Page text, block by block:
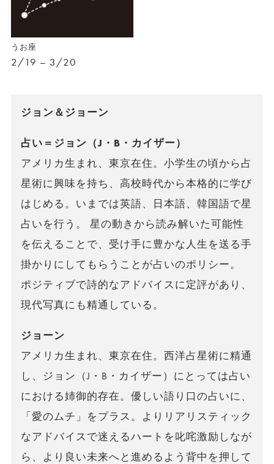
うお座
2/19 – 3/20
ジョン＆ジョーン
占い＝ジョン（J・B・カイザー）
アメリカ生まれ、東京在住。小学生の頃から占
星術に興味を持ち、高校時代から本格的に学び
はじめる。いまでは英語、日本語、韓国語で星
占いを行う。 星の動きから読み解いた可能性
を伝えることで、受け手に豊かな人生を送る手
掛かりにしてもらうことが占いのポリシー。
ポジティブで詩的なアドバイスに定評があり、
現代写真にも精通している。
ジョーン
アメリカ生まれ、東京在住。西洋占星術に精通
し、ジョン（J・B・カイザー）にとっては占い
における姉御的存在。優しい語り口の占いに、
「愛のムチ」をプラス。よりリアリスティック
なアドバイスで迷えるハートを叱咤激励しなが
ら、より良い未来へと進めるよう背中を押して